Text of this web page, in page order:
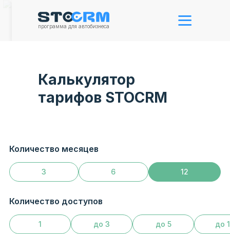
программа для автобизнеса
Калькулятор
тарифов STOCRM
Количество месяцев
3 6 12
Количество доступов
1 до 3 до 5 до